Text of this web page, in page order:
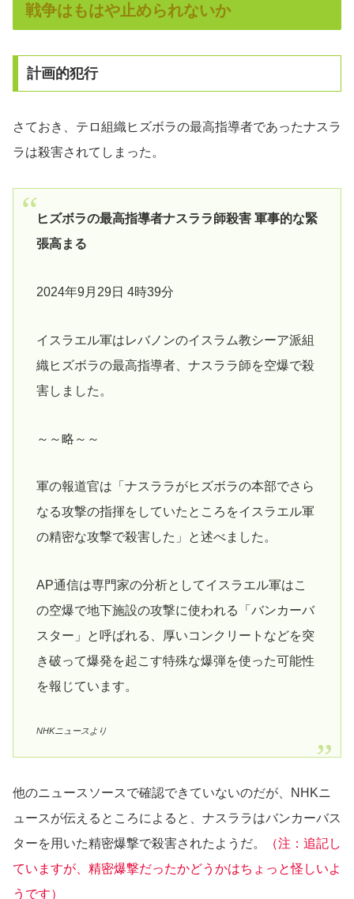
戦争はもはや止められないか
計画的犯行
さておき、テロ組織ヒズボラの最高指導者であったナスラ
ラは殺害されてしまった。
ヒズボラの最高指導者ナスララ師殺害 軍事的な緊
張高まる
2024年9月29日 4時39分
イスラエル軍はレバノンのイスラム教シーア派組
織ヒズボラの最高指導者、ナスララ師を空爆で殺
害しました。
～～略～～
軍の報道官は「ナスララがヒズボラの本部でさら
なる攻撃の指揮をしていたところをイスラエル軍
の精密な攻撃で殺害した」と述べました。
AP通信は専門家の分析としてイスラエル軍はこ
の空爆で地下施設の攻撃に使われる「バンカーバ
スター」と呼ばれる、厚いコンクリートなどを突
き破って爆発を起こす特殊な爆弾を使った可能性
を報じています。
NHKニュースより
他のニュースソースで確認できていないのだが、NHKニ
ュースが伝えるところによると、ナスララはバンカーバス
ターを用いた精密爆撃で殺害されたようだ。
（注：追記し
ていますが、精密爆撃だったかどうかはちょっと怪しいよ
うです）